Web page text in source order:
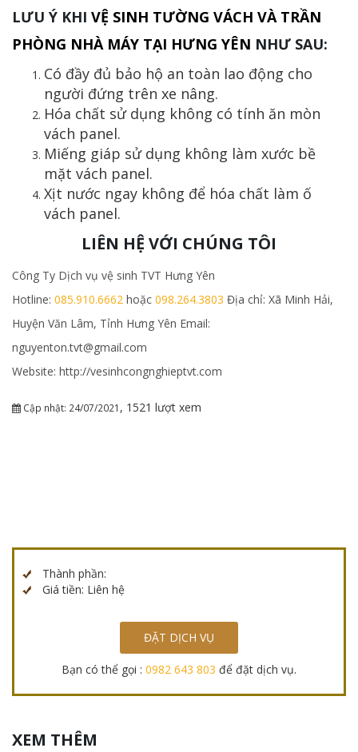
LƯU Ý KHI VỆ SINH TƯỜNG VÁCH VÀ TRẦN
PHÒNG NHÀ MÁY TẠI HƯNG YÊN NHƯ SAU:
Có đầy đủ bảo hộ an toàn lao động cho
người đứng trên xe nâng.
Hóa chất sử dụng không có tính ăn mòn
vách panel.
Miếng giáp sử dụng không làm xước bề
mặt vách panel.
Xịt nước ngay không để hóa chất làm ố
vách panel.
LIÊN HỆ VỚI CHÚNG TÔI
Công Ty Dịch vụ vệ sinh TVT Hưng Yên
Hotline: 085.910.6662 hoặc 098.264.3803 Địa chỉ: Xã Minh Hải,
Huyện Văn Lâm, Tỉnh Hưng Yên Email:
nguyenton.tvt@gmail.com
Website: http://vesinhcongnghieptvt.com
Cập nhật: 24/07/2021 , 1521 lượt xem
Thành phần:
Giá tiền: Liên hệ
ĐẶT DỊCH VỤ
Bạn có thể gọi : 0982 643 803 để đặt dịch vụ.
XEM THÊM